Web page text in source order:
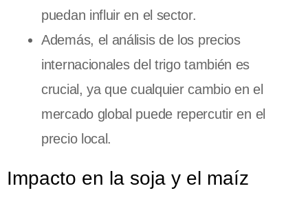
puedan influir en el sector.
Además, el análisis de los precios
internacionales del trigo también es
crucial, ya que cualquier cambio en el
mercado global puede repercutir en el
precio local.
Impacto en la soja y el maíz